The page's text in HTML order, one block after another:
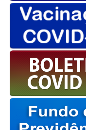
OK
Cookies Policy